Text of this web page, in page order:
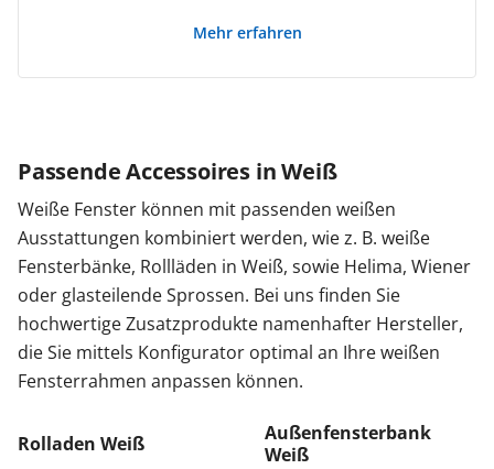
Mehr erfahren
Passende Accessoires in Weiß
Weiße Fenster können mit passenden weißen
Ausstattungen kombiniert werden, wie z. B. weiße
Fensterbänke, Rollläden in Weiß, sowie Helima, Wiener
oder glasteilende Sprossen. Bei uns finden Sie
hochwertige Zusatzprodukte namenhafter Hersteller,
die Sie mittels Konfigurator optimal an Ihre weißen
Fensterrahmen anpassen können.
Rolladen Weiß
Außenfensterbank
Weiß